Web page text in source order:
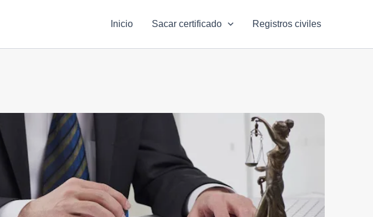
Inicio Sacar certificado Registros civiles